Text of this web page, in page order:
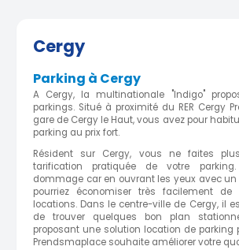
Cergy
Parking à Cergy
A Cergy, la multinationale "Indigo"
parkings. Situé à proximité du RER Cergy
gare de Cergy le Haut, vous avez pour
parking au prix fort.
Résident sur Cergy, vous ne faites
tarification pratiquée de votre
dommage car en ouvrant les yeux avec un
pourriez économiser très facilement
locations. Dans le centre-ville de Cergy, il
de trouver quelques bon plan
proposant une solution location de parking
Prendsmaplace souhaite améliorer votre